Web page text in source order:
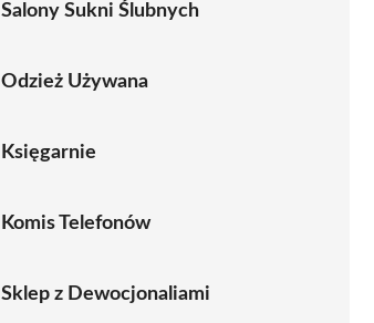
Salony Sukni Ślubnych
Odzież Używana
Księgarnie
Komis Telefonów
Sklep z Dewocjonaliami